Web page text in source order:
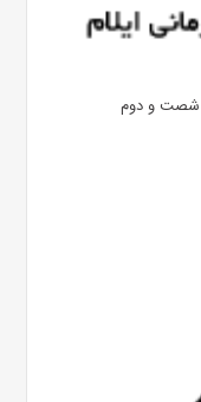
و شصت و دوم